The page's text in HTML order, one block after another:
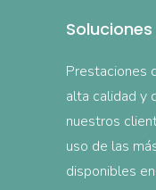
Prestaciones
alta calidad y
nuestros
uso de las
disponibles